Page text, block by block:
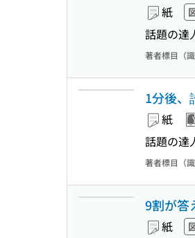
紙
話題の達
著者標目（識
1分後、
紙
話題の達
著者標目（識
9割が答
紙